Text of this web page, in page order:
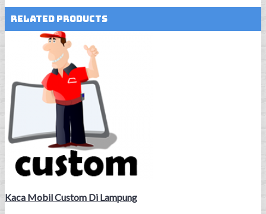
Related Products
Kaca Mobil Custom Di Lampung